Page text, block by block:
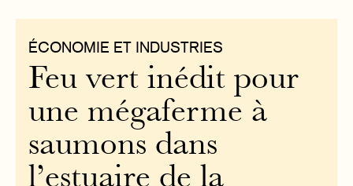
ÉCONOMIE ET INDUSTRIES
Feu vert inédit pour
une mégaferme à
saumons dans
l’estuaire de la